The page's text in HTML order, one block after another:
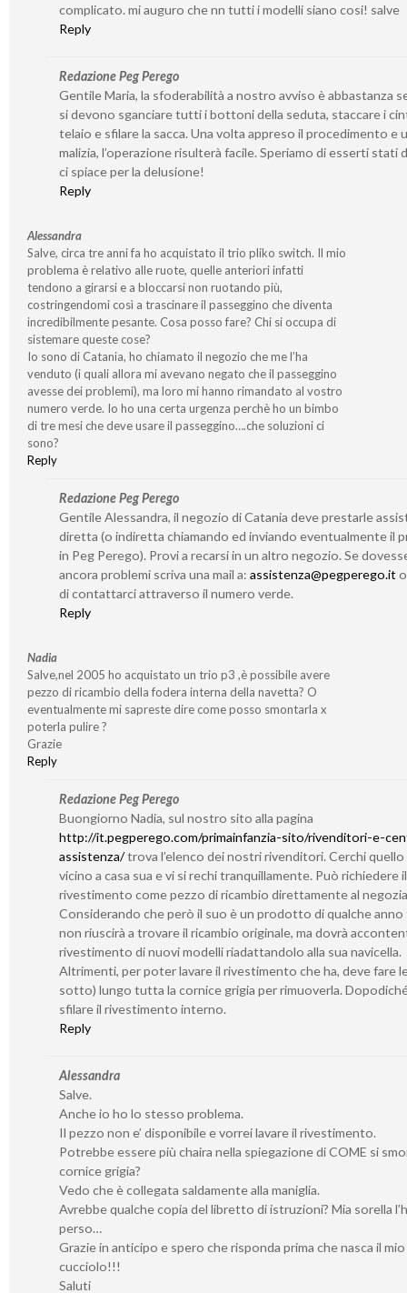
complicato. mi auguro che nn tutti i modelli siano cosi! salve
Reply
Redazione Peg Perego
Gentile Maria, la sfoderabilità a nostro avviso è abbastanza
si devono sganciare tutti i bottoni della seduta, staccare i
telaio e sfilare la sacca. Una volta appreso il procedimento e
malizia, l’operazione risulterà facile. Speriamo di esserti stati
ci spiace per la delusione!
Reply
Alessandra
Salve, circa tre anni fa ho acquistato il trio pliko switch. Il mio
problema è relativo alle ruote, quelle anteriori infatti
tendono a girarsi e a bloccarsi non ruotando più,
costringendomi così a trascinare il passeggino che diventa
incredibilmente pesante. Cosa posso fare? Chi si occupa di
sistemare queste cose?
Io sono di Catania, ho chiamato il negozio che me l’ha
venduto (i quali allora mi avevano negato che il passeggino
avesse dei problemi), ma loro mi hanno rimandato al vostro
numero verde. Io ho una certa urgenza perchè ho un bimbo
di tre mesi che deve usare il passeggino….che soluzioni ci
sono?
Reply
Redazione Peg Perego
Gentile Alessandra, il negozio di Catania deve prestarle
diretta (o indiretta chiamando ed inviando eventualmente il
in Peg Perego). Provi a recarsi in un altro negozio. Se
ancora problemi scriva una mail a: assistenza@pegperego.ito
di contattarci attraverso il numero verde.
Reply
Nadia
Salve,nel 2005 ho acquistato un trio p3 ,è possibile avere
pezzo di ricambio della fodera interna della navetta? O
eventualmente mi sapreste dire come posso smontarla x
poterla pulire ?
Grazie
Reply
Redazione Peg Perego
Buongiorno Nadia, sul nostro sito alla pagina
http://it.pegperego.com/primainfanzia-sito/rivenditori-e-
assistenza/trova l’elenco dei nostri rivenditori. Cerchi quello
vicino a casa sua e vi si rechi tranquillamente. Può richiedere il
rivestimento come pezzo di ricambio direttamente al
Considerando che però il suo è un prodotto di qualche anno
non riuscirà a trovare il ricambio originale, ma dovrà
rivestimento di nuovi modelli riadattandolo alla sua navicella.
Altrimenti, per poter lavare il rivestimento che ha, deve fare
sotto) lungo tutta la cornice grigia per rimuoverla.
sfilare il rivestimento interno.
Reply
Alessandra
Salve.
Anche io ho lo stesso problema.
Il pezzo non e’ disponibile e vorrei lavare il rivestimento.
Potrebbe essere più chaira nella spiegazione di COME si
cornice grigia?
Vedo che è collegata saldamente alla maniglia.
Avrebbe qualche copia del libretto di istruzioni? Mia sorella
perso…
Grazie in anticipo e spero che risponda prima che nasca il mio
cucciolo!!!
Saluti